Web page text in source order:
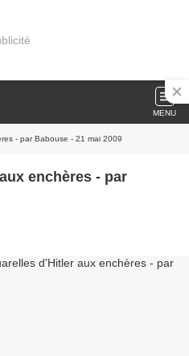
MENU
- par Babouse - 21 mai 2009
enchères - par